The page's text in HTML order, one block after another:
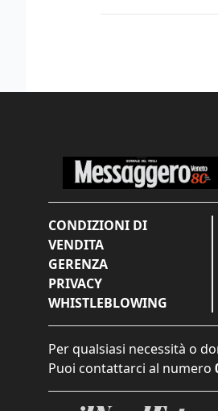
CONDIZIONI DI
VENDITA
GERENZA
PRIVACY
WHISTLEBLOWING
Per qualsiasi necessità o
Puoi contattarci al numero